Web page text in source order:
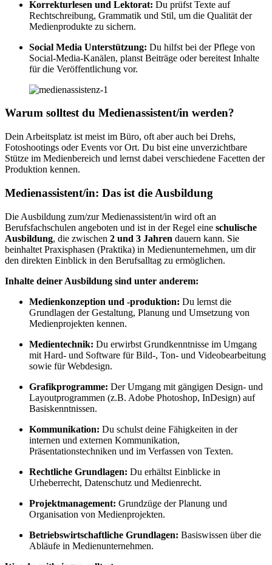
Korrekturlesen und Lektorat: Du prüfst Texte auf
Rechtschreibung, Grammatik und Stil, um die Qualität der
Medienprodukte zu sichern.
Social Media Unterstützung: Du hilfst bei der Pflege von
Social-Media-Kanälen, planst Beiträge oder bereitest Inhalte
für die Veröffentlichung vor.
Warum solltest du Medienassistent/in werden?
Dein Arbeitsplatz ist meist im Büro, oft aber auch bei Drehs,
Fotoshootings oder Events vor Ort. Du bist eine unverzichtbare
Stütze im Medienbereich und lernst dabei verschiedene Facetten der
Produktion kennen.
Medienassistent/in: Das ist die Ausbildung
Die Ausbildung zum/zur Medienassistent/in wird oft an
Berufsfachschulen angeboten und ist in der Regel eine schulische
Ausbildung, die zwischen 2 und 3 Jahren dauern kann. Sie
beinhaltet Praxisphasen (Praktika) in Medienunternehmen, um dir
den direkten Einblick in den Berufsalltag zu ermöglichen.
Inhalte deiner Ausbildung sind unter anderem:
Medienkonzeption und -produktion: Du lernst die
Grundlagen der Gestaltung, Planung und Umsetzung von
Medienprojekten kennen.
Medientechnik: Du erwirbst Grundkenntnisse im Umgang
mit Hard- und Software für Bild-, Ton- und Videobearbeitung
sowie für Webdesign.
Grafikprogramme: Der Umgang mit gängigen Design- und
Layoutprogrammen (z.B. Adobe Photoshop, InDesign) auf
Basiskenntnissen.
Kommunikation: Du schulst deine Fähigkeiten in der
internen und externen Kommunikation,
Präsentationstechniken und im Verfassen von Texten.
Rechtliche Grundlagen: Du erhältst Einblicke in
Urheberrecht, Datenschutz und Medienrecht.
Projektmanagement: Grundzüge der Planung und
Organisation von Medienprojekten.
Betriebswirtschaftliche Grundlagen: Basiswissen über die
Abläufe in Medienunternehmen.